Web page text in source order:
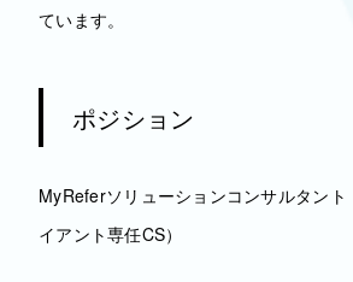
ています。
ポジション
MyReferソリューションコンサルタント
イアント専任CS）